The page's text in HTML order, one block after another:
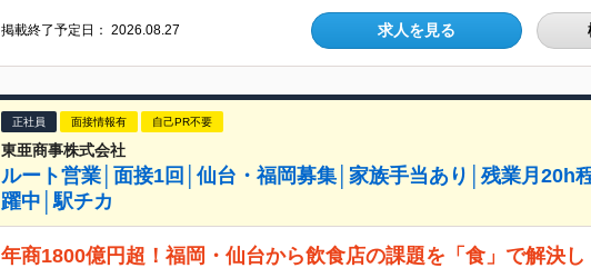
掲載終了予定日：2026.08.27 求人を見る
正社員 面接情報有 自己PR不要
東亜商事株式会社
ルート営業│面接1回│仙台・福岡募集│家族手当あり│残業月20h
躍中│駅チカ
年商1800億円超！福岡・仙台から飲食店の課題を「食」で解決